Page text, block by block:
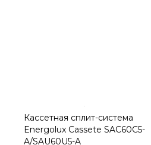
Кассетная сплит-система
Energolux Cassete SAC60С5-
A/SAU60U5-A